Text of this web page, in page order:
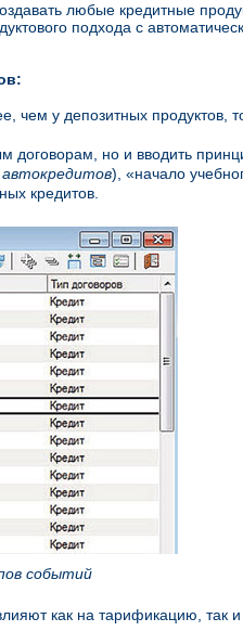
любые кредитные
подхода с
чем у депозитных продуктов,
договорам, но и вводить
), «начало
кредитов.
событий
как на тарификацию, так и